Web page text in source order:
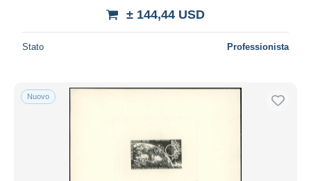
± 144,44 USD
Stato Professionista
Nuovo